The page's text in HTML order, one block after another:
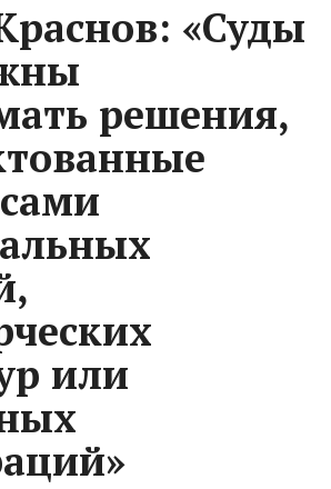
«Суды
решения,
или